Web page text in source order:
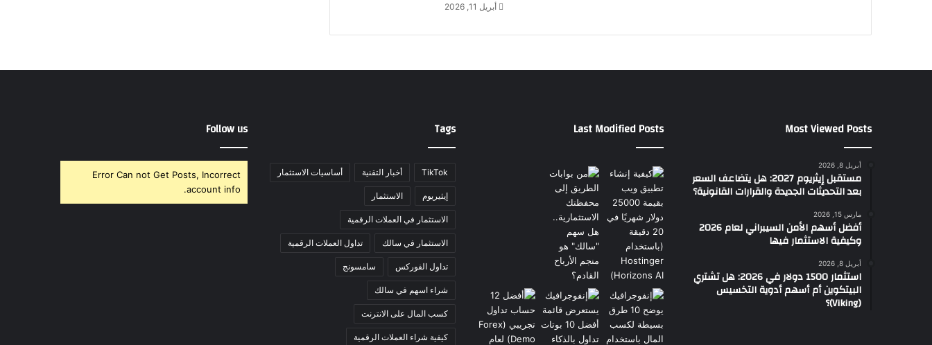
أبريل 11, 2026
Most Viewed Posts
أبريل 8, 2026
مستقبل إيثريوم 2027: هل يتضاعف السعر
بعد التحديثات الجديدة والقرارات القانونية؟
مارس 15, 2026
أفضل أسهم الأمن السيبراني لعام 2026
وكيفية الاستثمار فيها
أبريل 8, 2026
استثمار 1500 دولار في 2026: هل تشتري
البيتكوين أم أسهم أدوية التخسيس
(Viking)؟
Last Modified Posts
Tags
TikTok أخبار التقنية أساسيات الاستثمار
إيثيريوم الاستثمار
الاستثمار في العملات الرقمية
الاستثمار في سالك تداول العملات الرقمية
تداول الفوركس سامسونج
شراء اسهم في سالك
كسب المال على الانترنت
كيفية شراء العملات الرقمية
Follow us
Error Can not Get Posts, Incorrect
account info.